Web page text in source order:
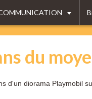
du
d'un diorama Playmobil